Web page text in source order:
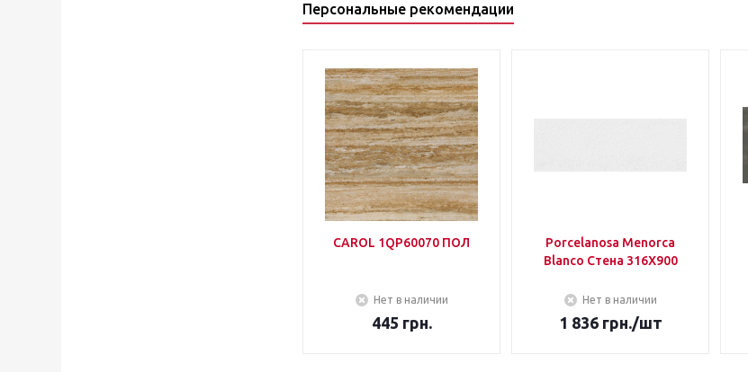
Персональные рекомендации
CAROL 1QP60070 ПОЛ
Нет в наличии
445 грн.
Porcelanosa Menorca
Blanco Стена 316Х900
Нет в наличии
1 836грн./шт